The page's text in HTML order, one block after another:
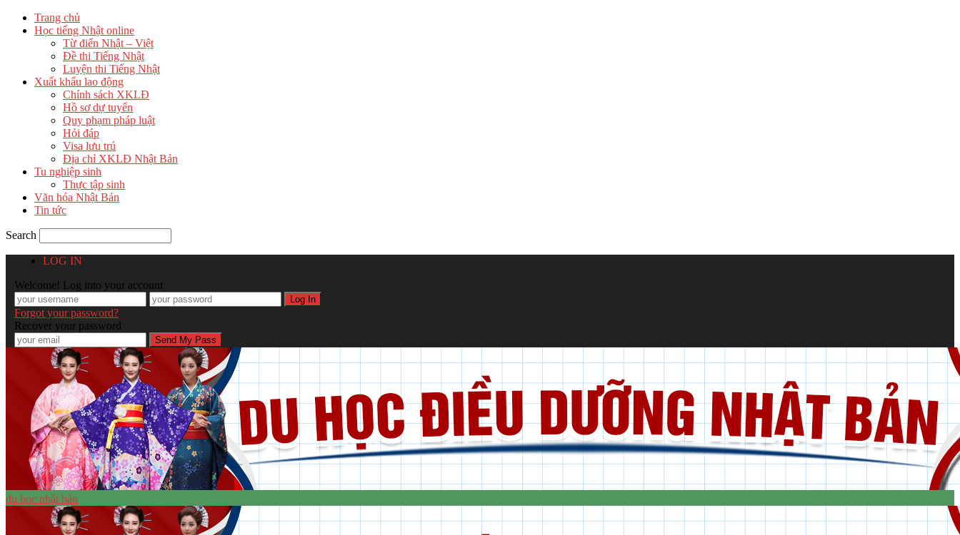
Trang chủ
Học tiếng Nhật online
Từ điển Nhật – Việt
Đề thi Tiếng Nhật
Luyện thi Tiếng Nhật
Xuất khẩu lao động
Chính sách XKLĐ
Hồ sơ dự tuyển
Quy phạm pháp luật
Hỏi đáp
Visa lưu trú
Địa chỉ XKLĐ Nhật Bản
Tu nghiệp sinh
Thực tập sinh
Văn hóa Nhật Bản
Tin tức
Search
LOG IN
Welcome! Log into your account
Forgot your password?
Recover your password
du học nhật bản